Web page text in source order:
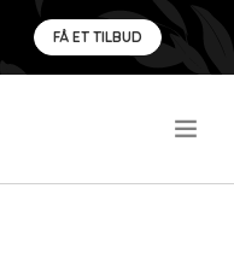
FÅ ET TILBUD